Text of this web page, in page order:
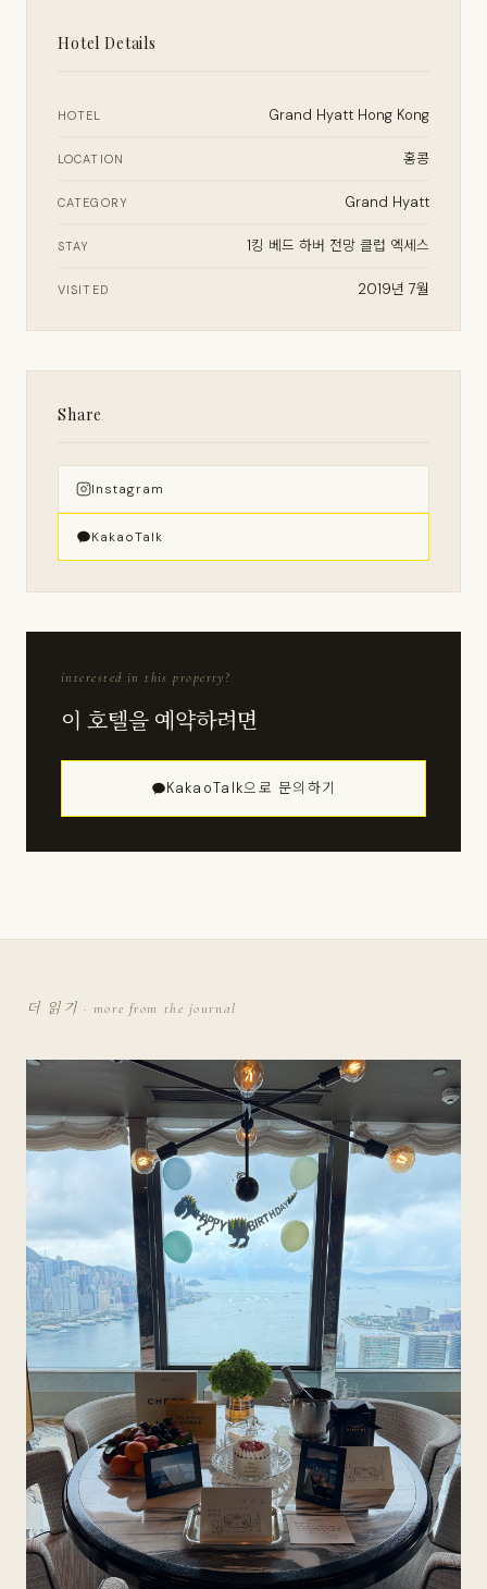
Hotel Details
HOTEL Grand Hyatt Hong Kong
LOCATION 홍콩
CATEGORY Grand Hyatt
STAY 1킹 베드 하버 전망 클럽 엑세스
VISITED 2019년 7월
Share
Instagram
KakaoTalk
interested in this property?
이 호텔을 예약하려면
KakaoTalk으로 문의하기
더 읽기 · more from the journal